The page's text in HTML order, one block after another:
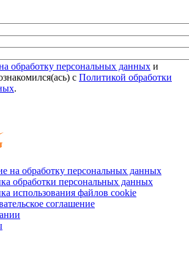
обработку персональных данных и
с Политикой обработки
.
на обработку персональных данных
обработки персональных данных
использования файлов cookie
соглашение